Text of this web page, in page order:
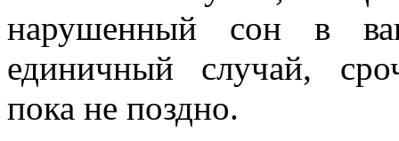
нарушенный сон в
единичный случай,
пока не поздно.